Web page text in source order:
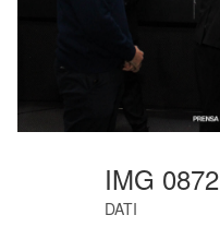
IMG 0872
DATI